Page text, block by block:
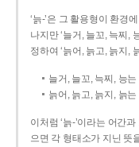
‘늙-’은 그 활용형이 환경
나지만 ‘늘거, 늘꼬, 늑찌,
정하여 ‘늙어, 늙고, 늙지,
늘거, 늘꼬, 늑찌, 능는
늙어, 늙고, 늙지, 늙는
이처럼 ‘늙-­’이라는 어간
으면 각 형태소가 지닌 뜻